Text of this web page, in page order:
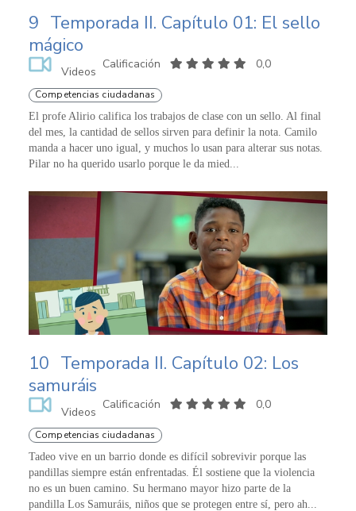
9 Temporada II. Capítulo 01: El sello
mágico
Videos
Calificación 0,0
Competencias ciudadanas
El profe Alirio califica los trabajos de clase con un sello. Al final
del mes, la cantidad de sellos sirven para definir la nota. Camilo
manda a hacer uno igual, y muchos lo usan para alterar sus notas.
Pilar no ha querido usarlo porque le da mied...
10 Temporada II. Capítulo 02: Los
samuráis
Videos
Calificación 0,0
Competencias ciudadanas
Tadeo vive en un barrio donde es difícil sobrevivir porque las
pandillas siempre están enfrentadas. Él sostiene que la violencia
no es un buen camino. Su hermano mayor hizo parte de la
pandilla Los Samuráis, niños que se protegen entre sí, pero ah...